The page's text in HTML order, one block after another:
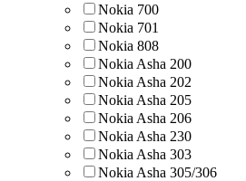
Nokia 700
Nokia 701
Nokia 808
Nokia Asha 200
Nokia Asha 202
Nokia Asha 205
Nokia Asha 206
Nokia Asha 230
Nokia Asha 303
Nokia Asha 305/306